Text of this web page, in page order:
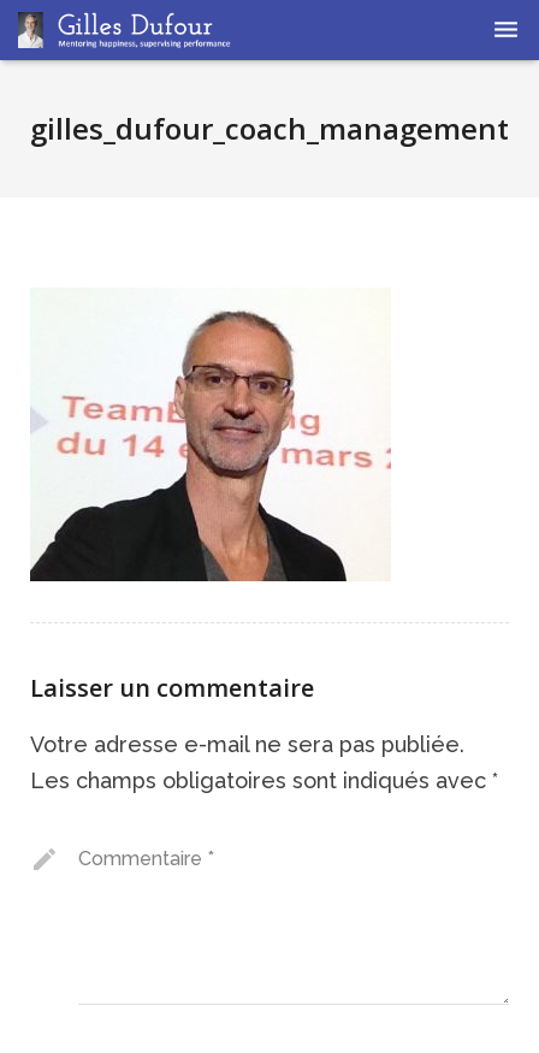
Coaching
gilles_dufour_coach_management
Laisser un commentaire
Votre adresse e-mail ne sera pas publiée.
Les champs obligatoires sont indiqués avec *
Commentaire *